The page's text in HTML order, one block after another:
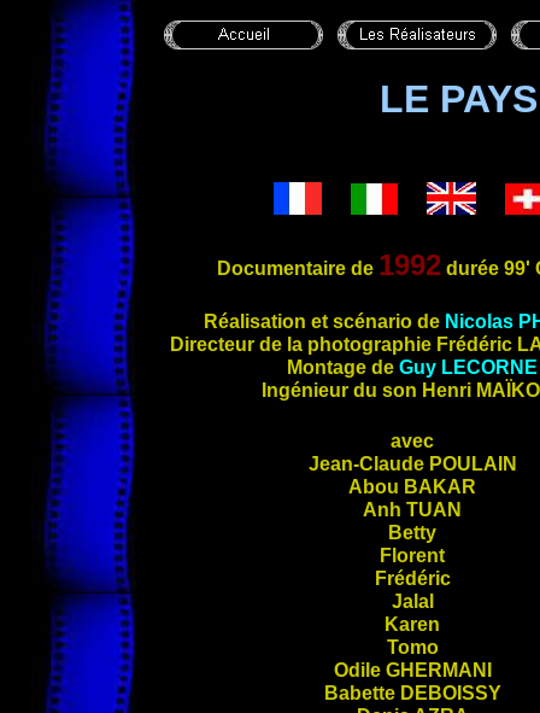
LE
Documentaire de 1992durée 99'
Réalisation et scénario de Nicolas
Directeur de laphotographie Frédéric
Montage de Guy LECORNE
Ingénieur du son Henri
avec
Jean-Claude POULAIN
Abou BAKAR
Anh TUAN
Betty
Florent
Frédéric
Jalal
Karen
Tomo
Odile GHERMANI
Babette DEBOISSY